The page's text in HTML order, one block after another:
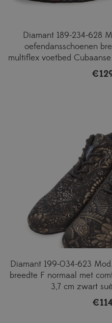
Diamant 189-234-628
oefendansschoenen
multiflex voetbed
€
Diamant 199-034-623
breedte F normaal met
3,7 cm zwart
€